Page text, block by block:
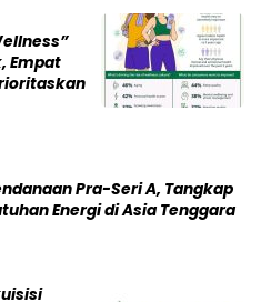
Empat
Pra-Seri A, Tangkap
Energi di Asia Tenggara